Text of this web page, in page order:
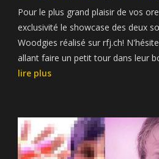
Pour le plus grand plaisir de vos
exclusivité le showcase des deux
Woodgies réalisé sur rfj.ch!
allant faire un petit tour dans leur
lire plus